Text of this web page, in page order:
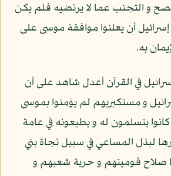
و التجنب عما لا يرتضيه فلم يكن
أن يعلنوا موافقة موسى على
به.
في القرآن أعدل شاهد على أن
و مستكبريهم لم يؤمنوا بموسى
يتسلمون له و يطيعونه في عامة
لبذل المساعي في سبيل نجاة بني
صلاح قوميتهم و حرية شعبهم و